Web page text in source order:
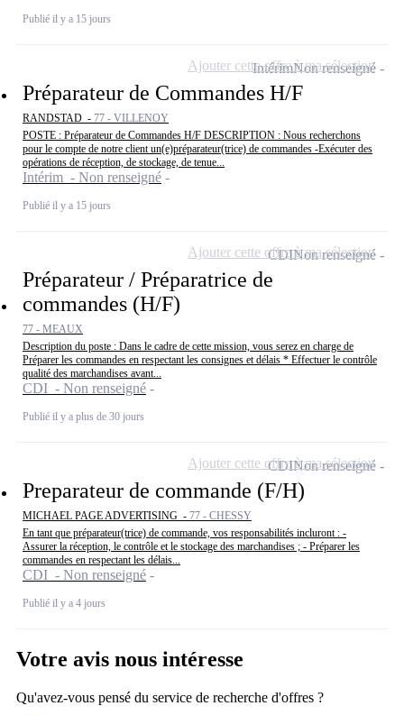
Publié il y a 15 jours
Préparateur de Commandes H/F
RANDSTAD - 77 - VILLENOY
POSTE : Préparateur de Commandes H/F DESCRIPTION : Nous recherchons
pour le compte de notre client un(e)préparateur(trice) de commandes -Exécuter des
opérations de réception, de stockage, de tenue...
Intérim - Non renseigné
Publié il y a 15 jours
IntérimNon renseigné
Ajouter cette offre à ma sélection
Préparateur / Préparatrice de
commandes (H/F)
77 - MEAUX
Description du poste : Dans le cadre de cette mission, vous serez en charge de
Préparer les commandes en respectant les consignes et délais * Effectuer le contrôle
qualité des marchandises avant...
CDI - Non renseigné
Publié il y a plus de 30 jours
CDINon renseigné
Ajouter cette offre à ma sélection
Preparateur de commande (F/H)
MICHAEL PAGE ADVERTISING - 77 - CHESSY
En tant que préparateur(trice) de commande, vos responsabilités incluront : -
Assurer la réception, le contrôle et le stockage des marchandises ; - Préparer les
commandes en respectant les délais...
CDI - Non renseigné
Publié il y a 4 jours
CDINon renseigné
Ajouter cette offre à ma sélection
Votre avis nous intéresse
Qu'avez-vous pensé du service de recherche d'offres ?